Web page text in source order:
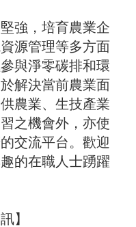
強，培育農業企
源管理等多方面
與淨零碳排和環
解決當前農業面
農業、生技產業
之機會外，亦使
交流平台。歡迎
的在職人士踴躍
】